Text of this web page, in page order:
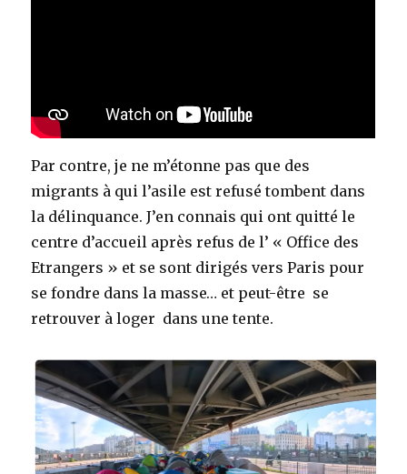
Par contre, je ne m’étonne pas que des
migrants à qui l’asile est refusé tombent dans
la délinquance. J’en connais qui ont quitté le
centre d’accueil après refus de l’ « Office des
Etrangers » et se sont dirigés vers Paris pour
se fondre dans la masse… et peut-être se
retrouver à loger dans une tente.